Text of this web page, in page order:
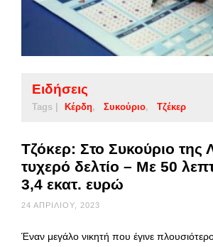
Ειδήσεις
Tags | Κέρδη Συκούριο Τζέκερ
Τζόκερ: Στο Συκούριο της
τυχερό δελτίο – Με 50
3,4 εκατ. ευρώ
24 ΑΠΡΙΛΊΟΥ, 2023
Έναν μεγάλο νικητή που έγινε